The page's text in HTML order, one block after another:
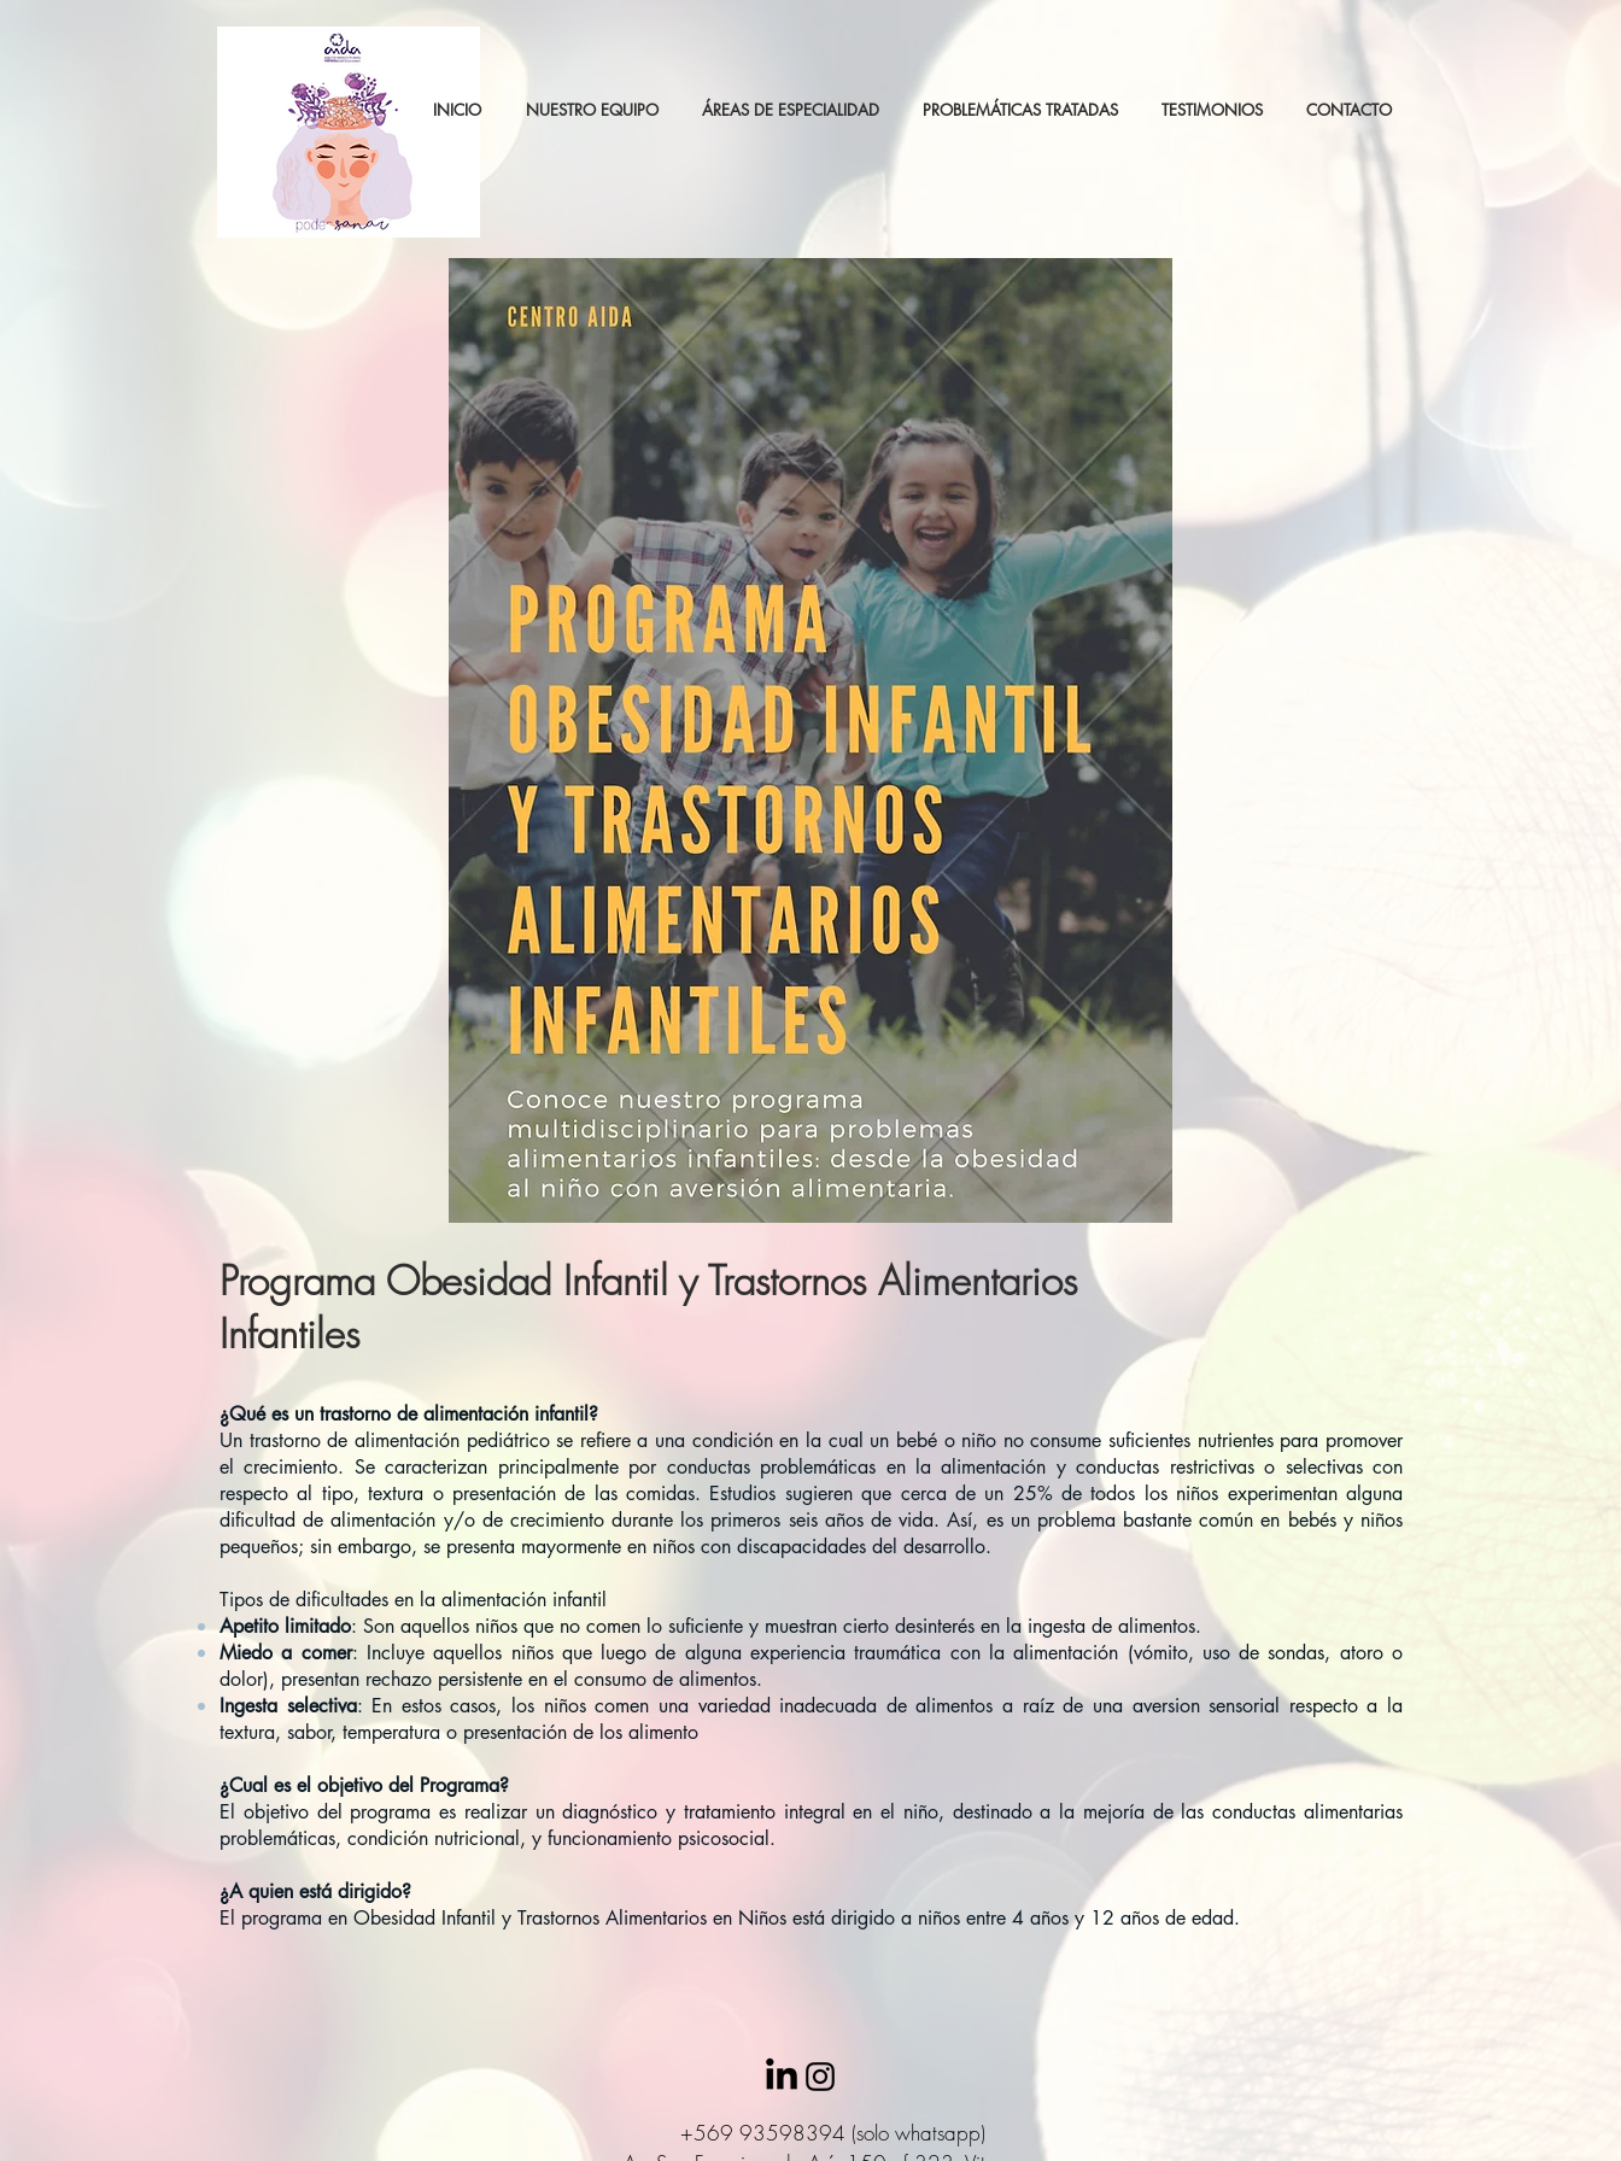
INICIO NUESTRO EQUIPO ÁREAS DE ESPECIALIDAD PROBLEMÁTICAS TRATADAS TESTIMONIOS CONTACTO
Programa Obesidad Infantil y Trastornos Alimentarios
Infantiles
¿Qué es un trastorno de alimentación infantil?
Un trastorno de alimentación pediátrico se refiere a una condición en la cual un bebé o niño no consume suficientes nutrientes para promover
el crecimiento. Se caracterizan principalmente por conductas problemáticas en la alimentación y conductas restrictivas o selectivas con
respecto al tipo, textura o presentación de las comidas. Estudios sugieren que cerca de un 25% de todos los niños experimentan alguna
dificultad de alimentación y/o de crecimiento durante los primeros seis años de vida. Así, es un problema bastante común en bebés y niños
pequeños; sin embargo, se presenta mayormente en niños con discapacidades del desarrollo.
Tipos de dificultades en la alimentación infantil
Apetito limitado: Son aquellos niños que no comen lo suficiente y muestran cierto desinterés en la ingesta de alimentos.
Miedo a comer: Incluye aquellos niños que luego de alguna experiencia traumática con la alimentación (vómito, uso de sondas, atoro o
dolor), presentan rechazo persistente en el consumo de alimentos.
Ingesta selectiva: En estos casos, los niños comen una variedad inadecuada de alimentos a raíz de una aversion sensorial respecto a la
textura, sabor, temperatura o presentación de los alimento
¿Cual es el objetivo del Programa?
El objetivo del programa es realizar un diagnóstico y tratamiento integral en el niño, destinado a la mejoría de las conductas alimentarias
problemáticas, condición nutricional, y funcionamiento psicosocial.
¿A quien está dirigido?
El programa en Obesidad Infantil y Trastornos Alimentarios en Niños está dirigido a niños entre 4 años y 12 años de edad.
+569 93598394 (solo whatsapp)